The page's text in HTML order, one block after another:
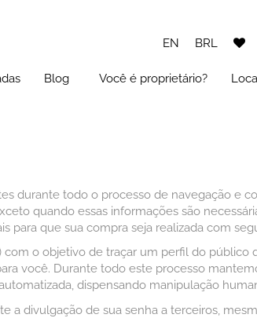
EN BRL
Blog
Você é proprietário?
durante todo o processo de navegação e
quando essas informações são
para que sua compra seja realizada com
o objetivo de traçar um perfil do público
você. Durante todo este processo
dispensando manipulação
a divulgação de sua senha a terceiros,